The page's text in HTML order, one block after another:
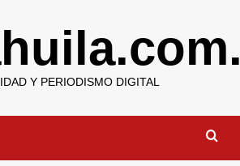
Y PERIODISMO DIGITAL